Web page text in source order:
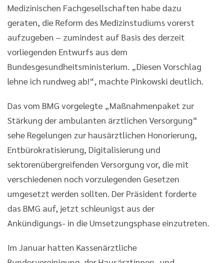
Medizinischen Fachgesellschaften habe dazu
geraten, die Reform des Medizinstudiums vorerst
aufzugeben – zumindest auf Basis des derzeit
vorliegenden Entwurfs aus dem
Bundesgesundheitsministerium. „Diesen Vorschlag
lehne ich rundweg ab!“, machte Pinkowski deutlich.
Das vom BMG vorgelegte „Maßnahmenpaket zur
Stärkung der ambulanten ärztlichen Versorgung“
sehe Regelungen zur hausärztlichen Honorierung,
Entbürokratisierung, Digitalisierung und
sektorenübergreifenden Versorgung vor, die mit
verschiedenen noch vorzulegenden Gesetzen
umgesetzt werden sollten. Der Präsident forderte
das BMG auf, jetzt schleunigst aus der
Ankündigungs- in die Umsetzungsphase einzutreten.
Im Januar hatten Kassenärztliche